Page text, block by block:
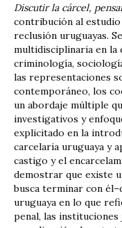
Discutir la cárcel,
contribución al
reclusión uruguayas.
multidisciplinaria en la
criminología,
las representaciones
contemporáneo, los
un abordaje múltiple
investigativos y
explicitado en la
carcelaria uruguaya y
castigo y el
demostrar que existe
busca terminar con
uruguaya en lo que
penal, las instituciones